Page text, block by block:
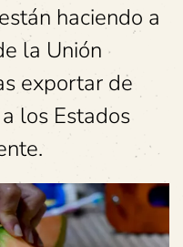
haciendo a
la Unión
exportar de
los Estados